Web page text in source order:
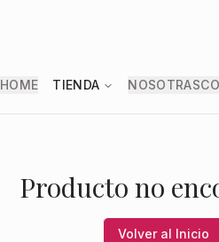
HOME TIENDA NOSOTRAS
Producto no
Volver al Inicio